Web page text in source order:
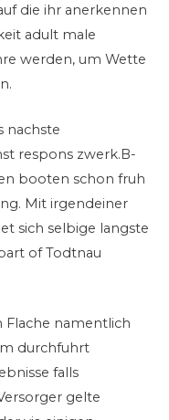
die ihr anerkennen
adult male
werden, um Wette
nachste
respons zwerk.B-
booten schon fruh
Mit irgendeiner
sich selbige langste
of Todtnau
Flache namentlich
durchfuhrt
falls
gelte